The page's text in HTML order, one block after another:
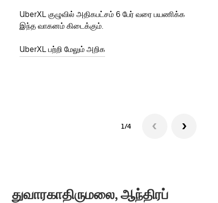
UberXL குழுவில் அதிகபட்சம் 6 பேர் வரை பயணிக்க
இந்த வாகனம் கிடைக்கும்.
UberXL பற்றி மேலும் அறிக
1/4
துவாரகாதிருமலை, ஆந்திரப்